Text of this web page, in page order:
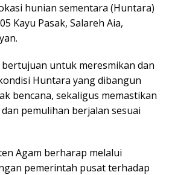
hunian sementara (Huntara)
Kayu Pasak, Salareh Aia,
untuk meresmikan dan
Huntara yang dibangun
bencana, sekaligus memastikan
pemulihan berjalan sesuai
Agam berharap melalui
pemerintah pusat terhadap